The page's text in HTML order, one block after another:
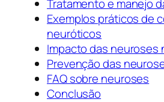
Tratamento e manejo
Exemplos práticos de
neuróticos
Impacto das neuroses
Prevenção das
FAQ sobre neuroses
Conclusão